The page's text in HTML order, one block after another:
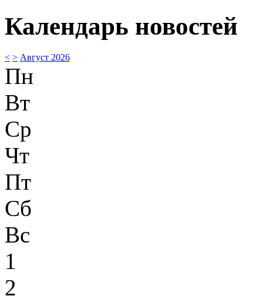
Календарь новостей
< > Август 2026
Пн
Вт
Ср
Чт
Пт
Сб
Вс
1
2